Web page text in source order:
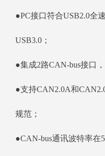
●PC接口符合USB2.0全
USB3.0；
●集成2路CAN-bus接口
●支持CAN2.0A和
规范；
●CAN-bus通讯波特率在